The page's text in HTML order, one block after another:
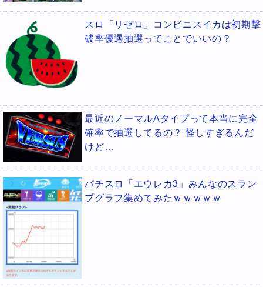
スロ「リゼロ」コンビニスイカは初期撃
破率優遇抽選ってことでいいの？
最近のノーマルAタイプって本当に完全
確率で抽選してるの？ 怪しすぎるんだ
けど…
パチスロ「エウレカ3」みんなのスラン
プグラフ集めてみたｗｗｗｗｗ